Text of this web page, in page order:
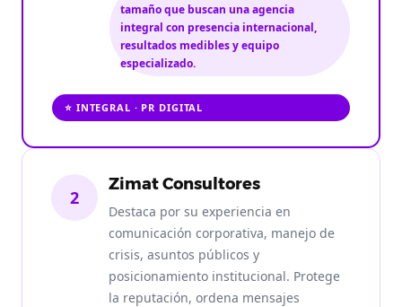
tamaño que buscan una agencia
integral con presencia internacional,
resultados medibles y equipo
especializado.
⭐ INTEGRAL · PR DIGITAL
2
Zimat Consultores
Destaca por su experiencia en
comunicación corporativa, manejo de
crisis, asuntos públicos y
posicionamiento institucional. Protege
la reputación, ordena mensajes